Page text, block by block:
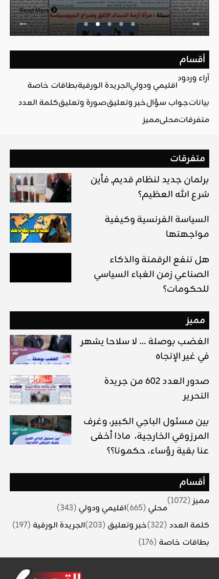
Read More
أقسام
آراء وردود
اقليمي ودوليالجريدة الورقيةبطاقات خاصة
بياناتجواب سؤالخبر وتعليقصورة وتعليقكلمة العدد
متفرقاتمحليمميز
متفرقات
برلمان جديد لنظام قديم, فأين
شرع الله العظيم؟
السياسة الفرنسية وكيفية
مواجهتها
هل تنفع الرقمنة والذكاء
الصناعي زمن الغباء السياسي
للحكومات؟
مميز
الغضب بوصلة … لا سلاحا يشهر
في غير الإتجاه
صدور العدد 602 من جريدة
التحرير
بين مسئول الباجي الكبير، وغرف
المرزوقي الخارجية، ماذا أخفى
عنا بقية رؤساء، حكمونا؟؟
أقسام
مميز(1072)
محلي (665) اقليمي ودولي (343)
كلمة العدد (322) خبر وتعليق (203) الجريدة الورقية (197)
بطاقات خاصة (176)